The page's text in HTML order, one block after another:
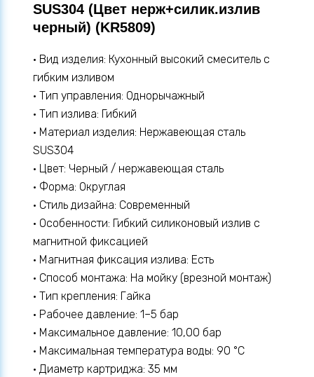
SUS304 (Цвет нерж+силик.излив
черный) (KR5809)
• Вид изделия: Кухонный высокий смеситель с
гибким изливом
• Тип управления: Однорычажный
• Тип излива: Гибкий
• Материал изделия: Нержавеющая сталь
SUS304
• Цвет: Черный / нержавеющая сталь
• Форма: Округлая
• Стиль дизайна: Современный
• Особенности: Гибкий силиконовый излив с
магнитной фиксацией
• Магнитная фиксация излива: Есть
• Способ монтажа: На мойку (врезной монтаж)
• Тип крепления: Гайка
• Рабочее давление: 1–5 бар
• Максимальное давление: 10,00 бар
• Максимальная температура воды: 90 °C
• Диаметр картриджа: 35 мм